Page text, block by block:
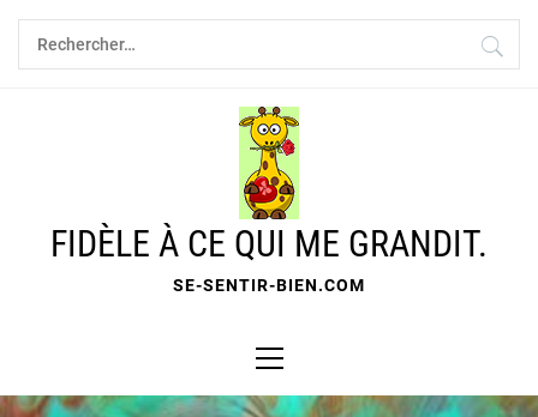
Skip
content
Rechercher :
FIDÈLE À CE QUI ME GRANDIT.
SE-SENTIR-BIEN.COM
Menu